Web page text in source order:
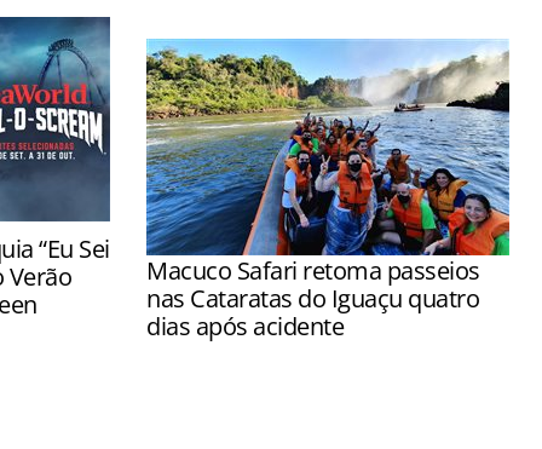
“Eu Sei
Verão
Macuco Safari retoma passeios
nas Cataratas do Iguaçu quatro
dias após acidente